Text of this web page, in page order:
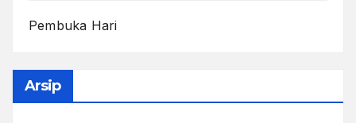
Pembuka Hari
Arsip